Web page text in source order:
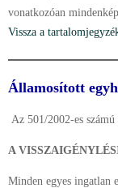
vonatkozóan
Vissza a
Államosított
Az 501/2002-es
A
Minden egyes ingatlan